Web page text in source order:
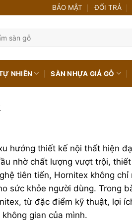
BẢO MẬT ĐỔI TRẢ
NHIÊN SÀN NHỰA GIẢ GỖ
hướng thiết kế nội thất hiện
nhờ chất lượng vượt trội,
tiên tiến, Hornitex không
sức khỏe người dùng. Trong
từ đặc điểm kỹ thuật, lợi
không gian của mình.